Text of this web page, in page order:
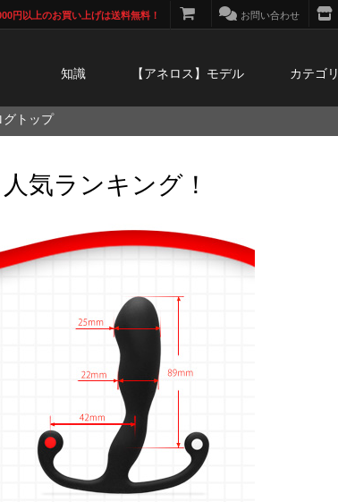
円以上のお買い上げは送料無料！ お問い合わせ
知識 【アネロス】モデル カテゴリ
グトップ
気ランキング！